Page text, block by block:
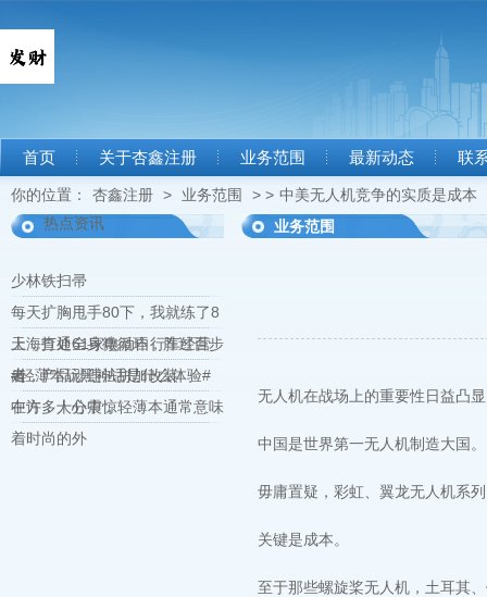
首页 关于杏鑫注册 业务范围 最新动态 联
你的位置： 杏鑫注册 > 业务范围 > > 中美无人机竞争的实质是成本
热点资讯
少林铁扫帚
每天扩胸甩手80下，我就练了8
天，打通全身微循环，胜过百步
走
上海查处61家电动自行车经营
者，产品涉违法拼加改装
#轻薄本玩黑神话是什么体验#
在许多人心中，轻薄本通常意味
着时尚的外
中方：十分震惊
业务范围
无人机在战场上的重要性日益凸
中国是世界第一无人机制造大国。
毋庸置疑，彩虹、翼龙无人机系
关键是成本。
至于那些螺旋桨无人机，土耳其